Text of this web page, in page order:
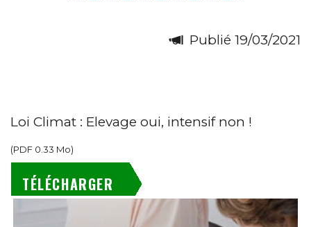
Publié 19/03/2021
Loi Climat : Elevage oui, intensif non !
(PDF 0.33 Mo)
TÉLÉCHARGER